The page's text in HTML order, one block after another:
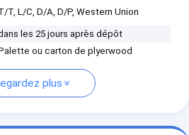
T, L/C, D/A, D/P, Western Union
les 25 jours après dépôt
ou carton de plyerwood
plus